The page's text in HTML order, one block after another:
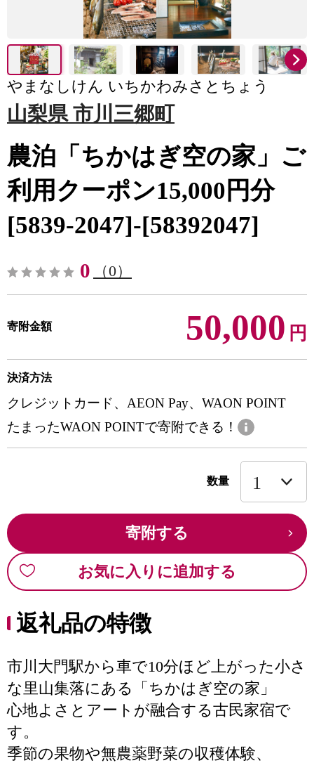
やまなしけん いちかわみさとちょう
山梨県 市川三郷町
農泊「ちかはぎ空の家」ご
利用クーポン15,000円分
[5839-2047]-[58392047]
0 （0）
寄附金額 50,000 円
決済方法
クレジットカード、AEON Pay、WAON POINT
たまったWAON POINTで寄附できる！
数量
寄附する
お気に入りに追加する
返礼品の特徴
市川大門駅から車で10分ほど上がった小さ
な里山集落にある「ちかはぎ空の家」
心地よさとアートが融合する古民家宿で
す。
季節の果物や無農薬野菜の収穫体験、